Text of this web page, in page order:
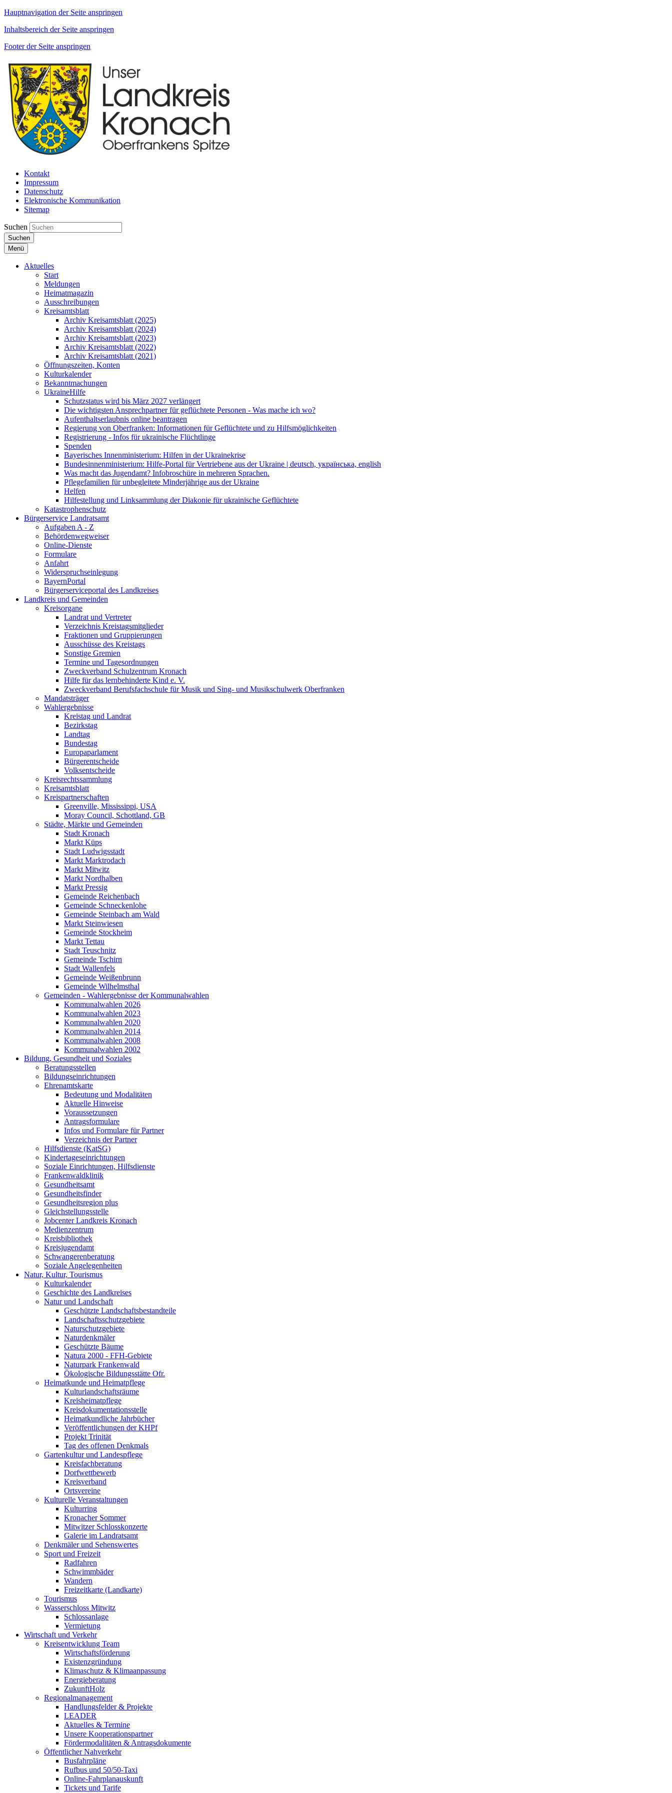
Hauptnavigation der Seite anspringen
Inhaltsbereich der Seite anspringen
Footer der Seite anspringen
Kontakt
Impressum
Datenschutz
Elektronische Kommunikation
Sitemap
Suchen
Suchen
Menü
Aktuelles
Start
Meldungen
Heimatmagazin
Ausschreibungen
Kreisamtsblatt
Archiv Kreisamtsblatt (2025)
Archiv Kreisamtsblatt (2024)
Archiv Kreisamtsblatt (2023)
Archiv Kreisamtsblatt (2022)
Archiv Kreisamtsblatt (2021)
Öffnungszeiten, Konten
Kulturkalender
Bekanntmachungen
UkraineHilfe
Schutzstatus wird bis März 2027 verlängert
Die wichtigsten Ansprechpartner für geflüchtete Personen - Was mache ich wo?
Aufenthaltserlaubnis online beantragen
Regierung von Oberfranken: Informationen für Geflüchtete und zu Hilfsmöglichkeiten
Registrierung - Infos für ukrainische Flüchtlinge
Spenden
Bayerisches Innenministerium: Hilfen in der Ukrainekrise
Bundesinnenministerium: Hilfe-Portal für Vertriebene aus der Ukraine | deutsch, українська, english
Was macht das Jugendamt? Infobroschüre in mehreren Sprachen.
Pflegefamilien für unbegleitete Minderjährige aus der Ukraine
Helfen
Hilfestellung und Linksammlung der Diakonie für ukrainische Geflüchtete
Katastrophenschutz
Bürgerservice Landratsamt
Aufgaben A - Z
Behördenwegweiser
Online-Dienste
Formulare
Anfahrt
Widerspruchseinlegung
BayernPortal
Bürgerserviceportal des Landkreises
Landkreis und Gemeinden
Kreisorgane
Landrat und Vertreter
Verzeichnis Kreistagsmitglieder
Fraktionen und Gruppierungen
Ausschüsse des Kreistags
Sonstige Gremien
Termine und Tagesordnungen
Zweckverband Schulzentrum Kronach
Hilfe für das lernbehinderte Kind e. V.
Zweckverband Berufsfachschule für Musik und Sing- und Musikschulwerk Oberfranken
Mandatsträger
Wahlergebnisse
Kreistag und Landrat
Bezirkstag
Landtag
Bundestag
Europaparlament
Bürgerentscheide
Volksentscheide
Kreisrechtssammlung
Kreisamtsblatt
Kreispartnerschaften
Greenville, Mississippi, USA
Moray Council, Schottland, GB
Städte, Märkte und Gemeinden
Stadt Kronach
Markt Küps
Stadt Ludwigsstadt
Markt Marktrodach
Markt Mitwitz
Markt Nordhalben
Markt Pressig
Gemeinde Reichenbach
Gemeinde Schneckenlohe
Gemeinde Steinbach am Wald
Markt Steinwiesen
Gemeinde Stockheim
Markt Tettau
Stadt Teuschnitz
Gemeinde Tschirn
Stadt Wallenfels
Gemeinde Weißenbrunn
Gemeinde Wilhelmsthal
Gemeinden - Wahlergebnisse der Kommunalwahlen
Kommunalwahlen 2026
Kommunalwahlen 2023
Kommunalwahlen 2020
Kommunalwahlen 2014
Kommunalwahlen 2008
Kommunalwahlen 2002
Bildung, Gesundheit und Soziales
Beratungsstellen
Bildungseinrichtungen
Ehrenamtskarte
Bedeutung und Modalitäten
Aktuelle Hinweise
Voraussetzungen
Antragsformulare
Infos und Formulare für Partner
Verzeichnis der Partner
Hilfsdienste (KatSG)
Kindertageseinrichtungen
Soziale Einrichtungen, Hilfsdienste
Frankenwaldklinik
Gesundheitsamt
Gesundheitsfinder
Gesundheitsregion plus
Gleichstellungsstelle
Jobcenter Landkreis Kronach
Medienzentrum
Kreisbibliothek
Kreisjugendamt
Schwangerenberatung
Soziale Angelegenheiten
Natur, Kultur, Tourismus
Kulturkalender
Geschichte des Landkreises
Natur und Landschaft
Geschützte Landschaftsbestandteile
Landschaftsschutzgebiete
Naturschutzgebiete
Naturdenkmäler
Geschützte Bäume
Natura 2000 - FFH-Gebiete
Naturpark Frankenwald
Ökologische Bildungsstätte Ofr.
Heimatkunde und Heimatpflege
Kulturlandschaftsräume
Kreisheimatpflege
Kreisdokumentationsstelle
Heimatkundliche Jahrbücher
Veröffentlichungen der KHPf
Projekt Trinität
Tag des offenen Denkmals
Gartenkultur und Landespflege
Kreisfachberatung
Dorfwettbewerb
Kreisverband
Ortsvereine
Kulturelle Veranstaltungen
Kulturring
Kronacher Sommer
Mitwitzer Schlosskonzerte
Galerie im Landratsamt
Denkmäler und Sehenswertes
Sport und Freizeit
Radfahren
Schwimmbäder
Wandern
Freizeitkarte (Landkarte)
Tourismus
Wasserschloss Mitwitz
Schlossanlage
Vermietung
Wirtschaft und Verkehr
Kreisentwicklung Team
Wirtschaftsförderung
Existenzgründung
Klimaschutz & Klimaanpassung
Energieberatung
ZukunftHolz
Regionalmanagement
Handlungsfelder & Projekte
LEADER
Aktuelles & Termine
Unsere Kooperationspartner
Fördermodalitäten & Antragsdokumente
Öffentlicher Nahverkehr
Busfahrpläne
Rufbus und 50/50-Taxi
Online-Fahrplanauskunft
Tickets und Tarife